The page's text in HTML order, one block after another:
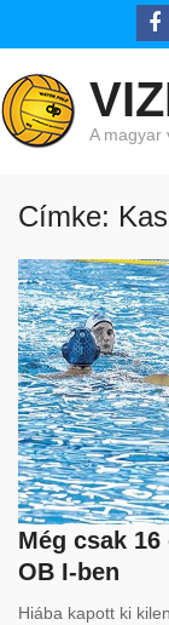
A magyar
Címke:
Még csak
OB I-ben
Hiába kapott ki